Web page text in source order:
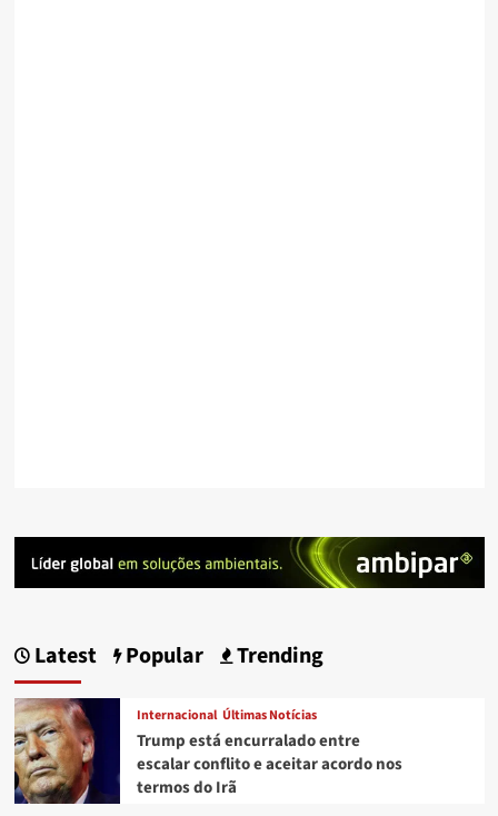
Latest Popular Trending
Internacional Últimas Notícias
Trump está encurralado entre
escalar conflito e aceitar acordo nos
termos do Irã